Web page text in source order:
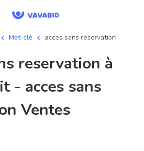
Mot-clé acces sans reservation
- acces sans
Ventes